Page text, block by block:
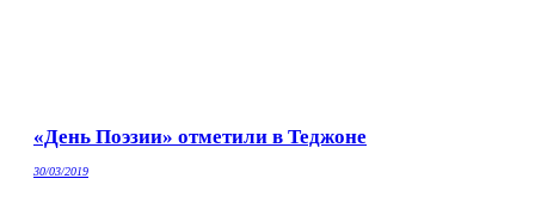
«День Поэзии» отметили в Теджоне
30/03/2019